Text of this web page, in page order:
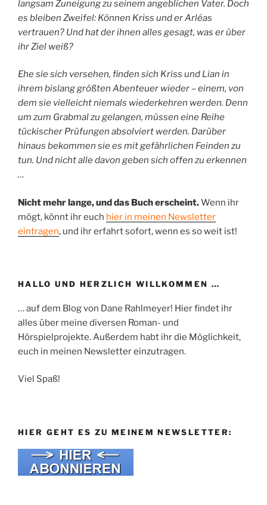
langsam Zuneigung zu seinem angeblichen Vater. Doch
es bleiben Zweifel: Können Kriss und er Arléas
vertrauen? Und hat der ihnen alles gesagt, was er über
ihr Ziel weiß?
Ehe sie sich versehen, finden sich Kriss und Lian in
ihrem bislang größten Abenteuer wieder – einem, von
dem sie vielleicht niemals wiederkehren werden. Denn
um zum Grabmal zu gelangen, müssen eine Reihe
tückischer Prüfungen absolviert werden. Darüber
hinaus bekommen sie es mit gefährlichen Feinden zu
tun. Und nicht alle davon geben sich offen zu erkennen
…
Nicht mehr lange, und das Buch erscheint.Wenn ihr
mögt, könnt ihr euch hier in meinen Newsletter
eintragen, und ihr erfahrt sofort, wenn es so weit ist!
HALLO UND HERZLICH WILLKOMMEN …
… auf dem Blog von Dane Rahlmeyer! Hier findet ihr
alles über meine diversen Roman- und
Hörspielprojekte. Außerdem habt ihr die Möglichkeit,
euch in meinen Newsletter einzutragen.
Viel Spaß!
HIER GEHT ES ZU MEINEM NEWSLETTER: